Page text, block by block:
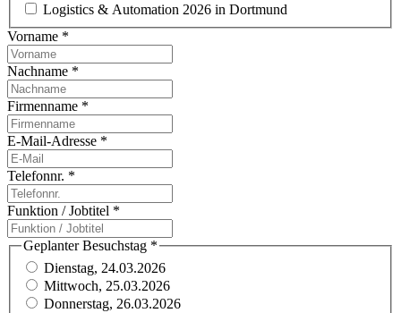
Logistics & Automation 2026 in Dortmund
Vorname *
Nachname *
Firmenname *
E-Mail-Adresse *
Telefonnr. *
Funktion / Jobtitel *
Geplanter Besuchstag *
Dienstag, 24.03.2026
Mittwoch, 25.03.2026
Donnerstag, 26.03.2026